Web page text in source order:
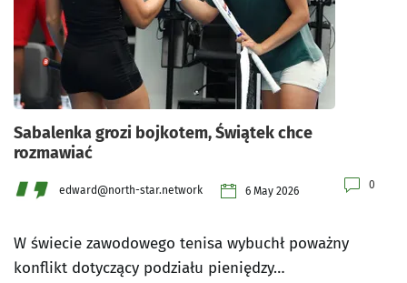
Sabalenka grozi bojkotem, Świątek chce
rozmawiać
edward@north-star.network 6 May 2026 0
W świecie zawodowego tenisa wybuchł poważny
konflikt dotyczący podziału pieniędzy…